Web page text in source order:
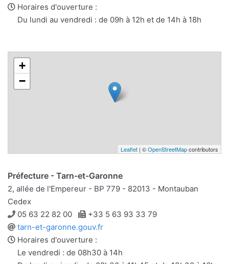
mail
Horaires d'ouverture :
Du lundi au vendredi : de 09h à 12h et de 14h à 18h
+
−
Leaflet | ©OpenStreetMapcontributors
Préfecture - Tarn-et-Garonne
2, allée de l'Empereur - BP 779 - 82013 - Montauban
Cedex
Téléphone
05 63 22 82 00 Télécopie
+33 5 63 93 33 79
Site
web
tarn-et-garonne.gouv.fr
Horaires d'ouverture :
Le vendredi : de 08h30 à 14h